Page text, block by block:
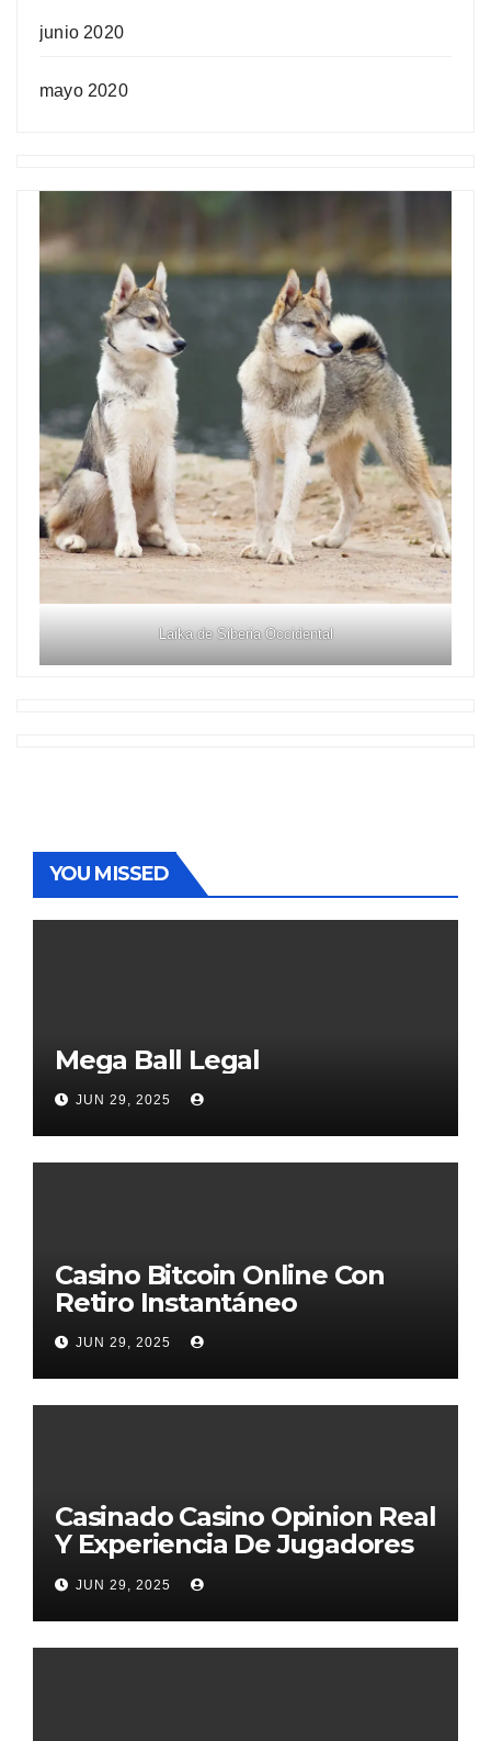
junio 2020
mayo 2020
Laika de Siberia Occidental
YOU MISSED
Mega Ball Legal
JUN 29, 2025
Casino Bitcoin Online Con
Retiro Instantáneo
JUN 29, 2025
Casinado Casino Opinion Real
Y Experiencia De Jugadores
2026
JUN 29, 2025